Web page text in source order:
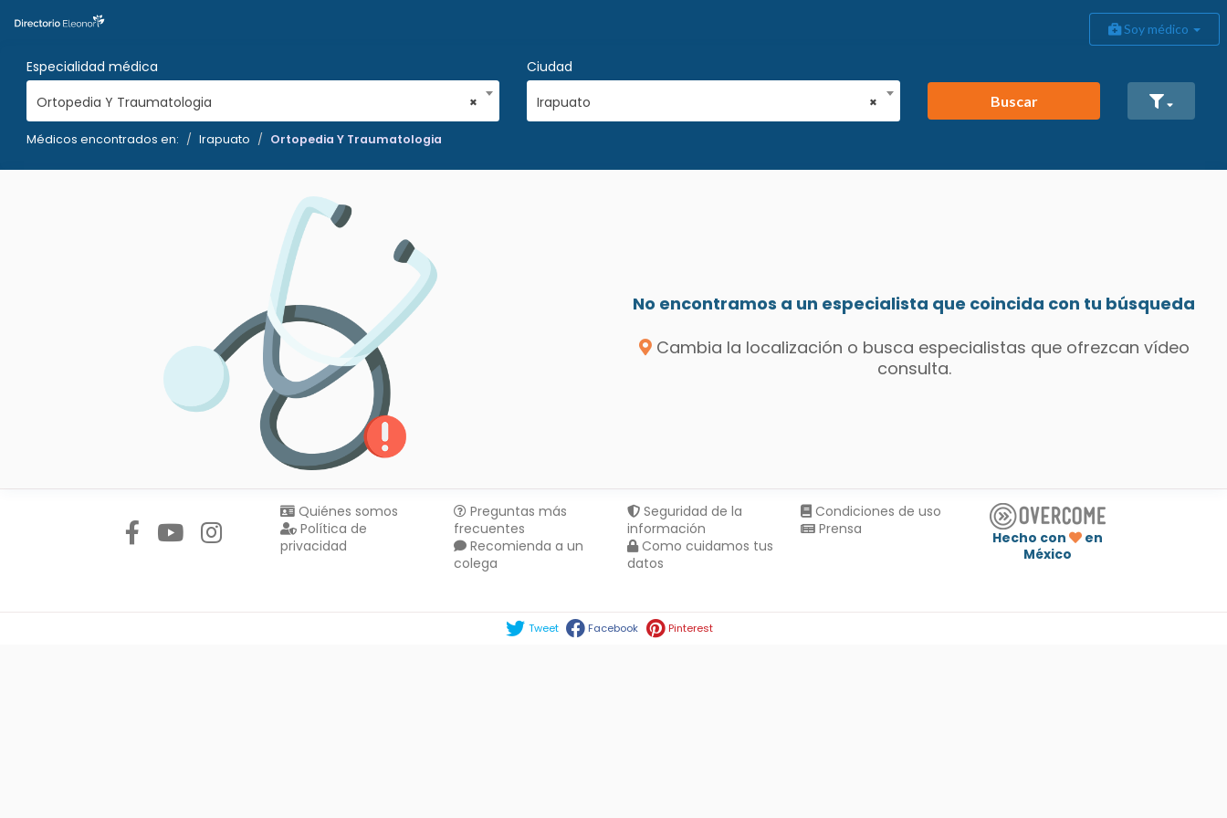
Soy médico
Especialidad médica
×
Ortopedia Y Traumatologia
Ciudad
×
Irapuato Buscar
Médicos encontrados en: Irapuato Ortopedia Y Traumatologia
No encontramos a un especialista que coincida con tu búsqueda
Cambia la localización o busca especialistas que ofrezcan vídeo
consulta.
Quiénes somos
Política de
privacidad
Preguntas más
frecuentes
Recomienda a un
colega
Seguridad de la
información
Como cuidamos tus
datos
Condiciones de uso
Prensa
Hecho con
en
México
Tweet Facebook Pinterest